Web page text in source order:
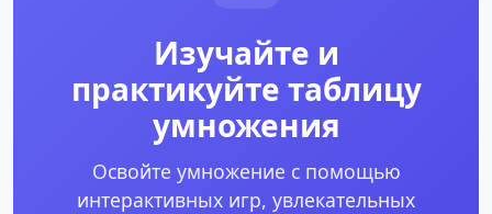
Изучайте и
практикуйте таблицу
умножения
Освойте умножение с помощью
интерактивных игр, увлекательных